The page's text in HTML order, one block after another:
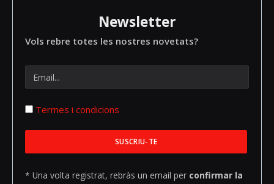
Newsletter
Vols rebre totes les nostres novetats?
Termes i condicions
* Una volta registrat, rebràs un email per confirmar la